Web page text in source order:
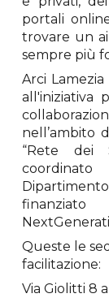
portali
trovare un
sempre più
Arci
all'iniziativa
nell’ambito
“Rete dei
Queste le
facilitazione:
Via Giolitti 8 a